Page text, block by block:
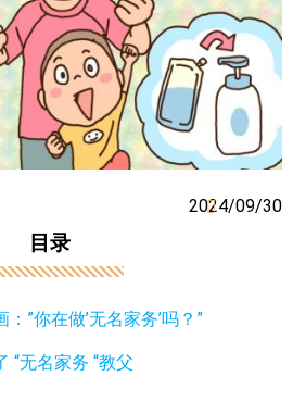
2024/09/30
目录
：”你在做’无名家务’吗？”
“无名家务 “教父